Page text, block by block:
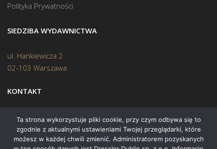
Polityka Prywatności
SIEDZIBA WYDAWNICTWA
ul. Hankiewicza 2
02-103 Warszawa
KONTAKT
Biuro:(22) 45 70 402
Mail:biuro@swiatksiazki.pl
Ta strona wykorzystuje pliki cookie, przy czym odbywa się to
zgodnie z aktualnymi ustawieniami Twojej przeglądarki, które
możesz w każdej chwili zmienić. Administratorem pozyskanych